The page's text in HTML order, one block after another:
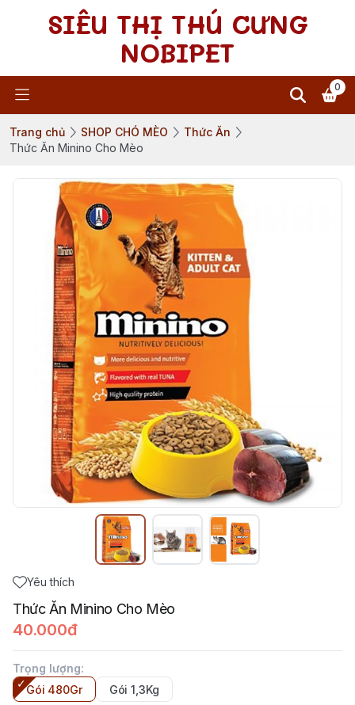
SIÊU THỊ THÚ CƯNG
NOBIPET
0
Trang chủ SHOP CHÓ MÈO
Thức Ăn
Thức Ăn Minino Cho Mèo
Yêu thích
Thức Ăn Minino Cho Mèo
40.000đ
Trọng lượng:
Gói 480Gr
Gói 1,3Kg